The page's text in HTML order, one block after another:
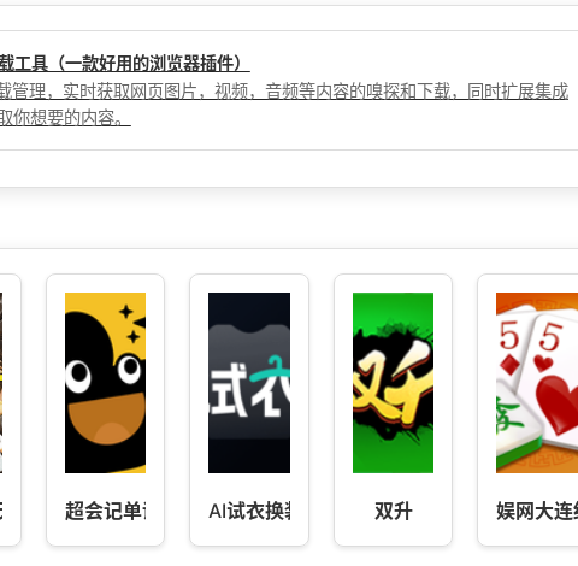
工具（一款好用的浏览器插件）
管理，实时获取网页图片，视频，音频等内容的嗅探和下载，同时扩展集成
你想要的内容。
超会记单词 AI试衣换装-AI一键自动换装
双升 娱网大连